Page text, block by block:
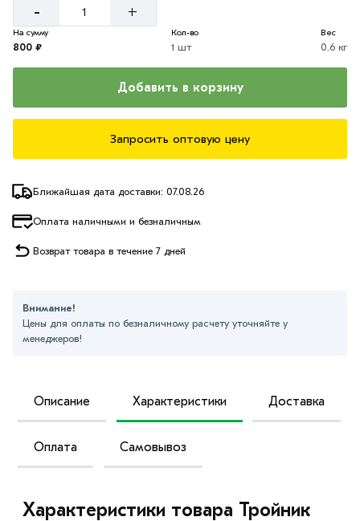
Ближайшая дата доставки: 07.08.26
Оплата наличными и безналичным
Возврат товара в течение 7 дней
Внимание!
Цены для оплаты по безналичному расчету уточняйте у
менеджеров!
- +
На сумму
800 ₽
Кол-во
1 шт
Вес
0.6 кг
Добавить в корзину
Запросить оптовую цену
Описание Характеристики Доставка
Оплата Самовывоз
Характеристики товара Тройник